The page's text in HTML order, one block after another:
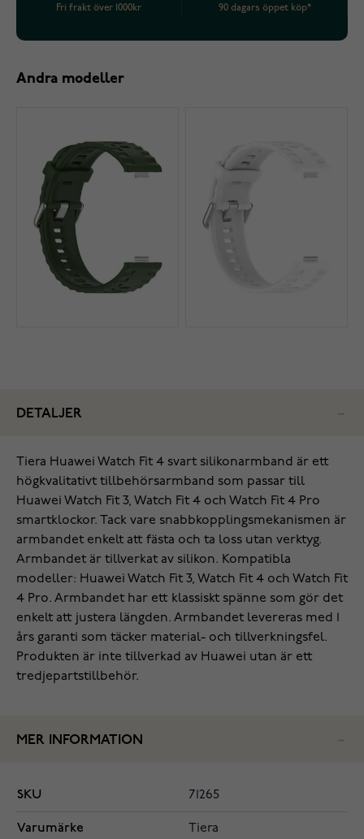
Fri frakt över 1000kr 90 dagars öppet köp*
Andra modeller
DETALJER
Tiera Huawei Watch Fit 4 svart silikonarmband är ett
högkvalitativt tillbehörsarmband som passar till
Huawei Watch Fit 3, Watch Fit 4 och Watch Fit 4 Pro
smartklockor. Tack vare snabbkopplingsmekanismen är
armbandet enkelt att fästa och ta loss utan verktyg.
Armbandet är tillverkat av silikon. Kompatibla
modeller: Huawei Watch Fit 3, Watch Fit 4 och Watch Fit
4 Pro. Armbandet har ett klassiskt spänne som gör det
enkelt att justera längden. Armbandet levereras med 1
års garanti som täcker material- och tillverkningsfel.
Produkten är inte tillverkad av Huawei utan är ett
tredjepartstillbehör.
MER INFORMATION
SKU 71265
Varumärke Tiera